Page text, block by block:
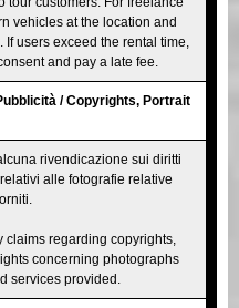
vehicles at the location and
users exceed the rental time,
and pay a late fee.
/ Copyrights, Portrait
rivendicazione sui diritti
alle fotografie relative
claims regarding copyrights,
concerning photographs
services provided.